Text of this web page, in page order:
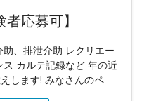
応募可】
、排泄介助 レクリエー
カルテ記録など 年の近
します! みなさんのペ